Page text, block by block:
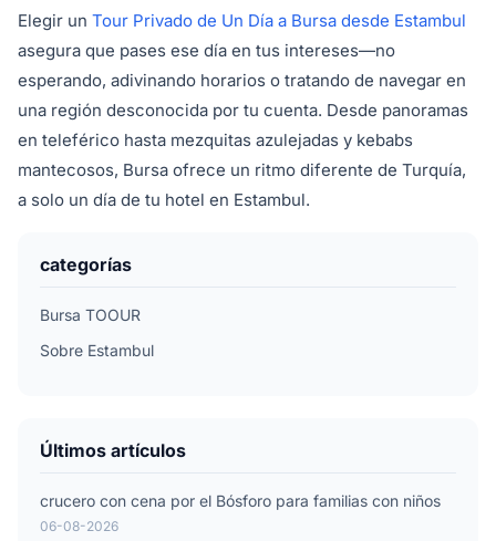
Elegir un Tour Privado de Un Día a Bursa desde Estambul
asegura que pases ese día en tus intereses—no
esperando, adivinando horarios o tratando de navegar en
una región desconocida por tu cuenta. Desde panoramas
en teleférico hasta mezquitas azulejadas y kebabs
mantecosos, Bursa ofrece un ritmo diferente de Turquía,
a solo un día de tu hotel en Estambul.
categorías
Bursa TOOUR
Sobre Estambul
Últimos artículos
crucero con cena por el Bósforo para familias con niños
06-08-2026